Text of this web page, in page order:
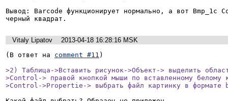
Вывод: Barcode функционирует нормально, а вот Bmp_1c
черный квадрат.
Vitaly Lipatov
2013-04-18 16:28:16 MSK
(В ответ на comment #11 )
>2) Таблица->Вставить рисунок->Объект-> выделить
>Control-> правой кнопкой мыши по вставленному белому
>Control->Propertie-> выбрать файл картинку в формате